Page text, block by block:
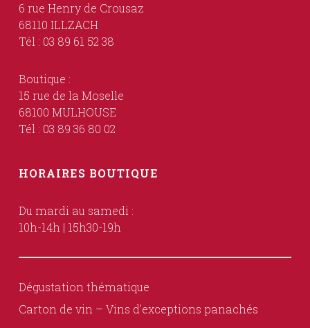
6 rue Henry de Crousaz
68110 ILLZACH
Tél : 03 89 61 52 38
Boutique :
15 rue de la Moselle
68100 MULHOUSE
Tél : 03 89 36 80 02
HORAIRES BOUTIQUE
Du mardi au samedi :
10h-14h | 15h30-19h
Dégustation thématique
Carton de vin – Vins d’exceptions panachés